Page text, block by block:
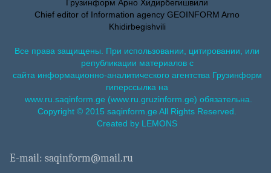
Грузинформ Арно Хидирбегишвили
Chief editor of Information agency GEOINFORM Arno
Khidirbegishvili
Все права защищены. При использовании, цитировании, или
републикации материалов с
сайта информационно-аналитического агентства Грузинформ
гиперссылка на
www.ru.saqinform.ge (www.ru.gruzinform.ge) обязательна.
Copyright © 2015 saqinform.ge All Rights Reserved.
Created by LEMONS
E-mail: saqinform@mail.ru